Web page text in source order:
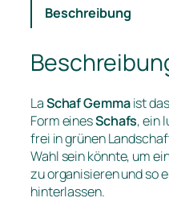
Beschreibung
LaSchaf Gemmaist das
Form einesSchafs, ein
frei in grünen
Wahl sein könnte, um
zu organisieren und so
hinterlassen.